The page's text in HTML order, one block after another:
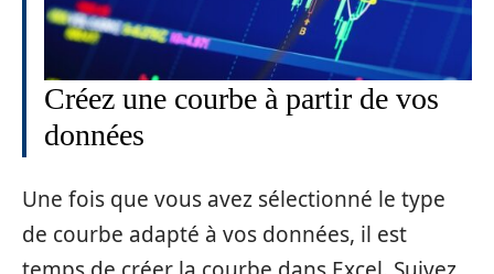
Créez une courbe à partir de vos
données
Une fois que vous avez sélectionné le type
de courbe adapté à vos données, il est